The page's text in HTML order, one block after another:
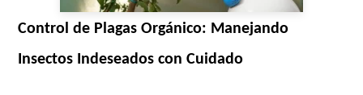
Control de Plagas Orgánico: Manejando
Insectos Indeseados con Cuidado